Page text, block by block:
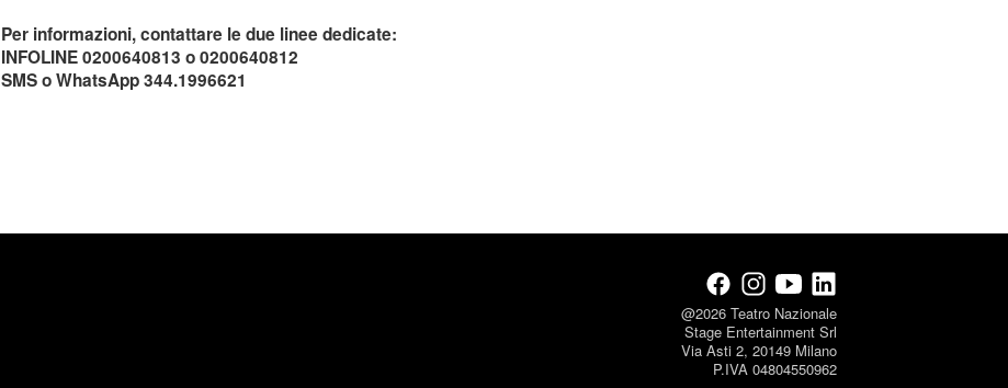
Per informazioni, contattare le due linee dedicate:
INFOLINE 0200640813 o 0200640812
SMS o WhatsApp 344.1996621
@2026 Teatro Nazionale
Stage Entertainment Srl
Via Asti 2, 20149 Milano
P.IVA 04804550962